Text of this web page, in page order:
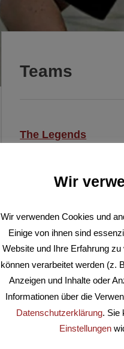
Teams
The Legends
Stadien:Wir
Wir verwenden Cookies und
Einige von ihnen sind
Website und Ihre Erfahrung
können verarbeitet werden (z.
Anzeigen und Inhalte oder
Informationen über die
Datenschutzerklärung. Sie
Einstellungen